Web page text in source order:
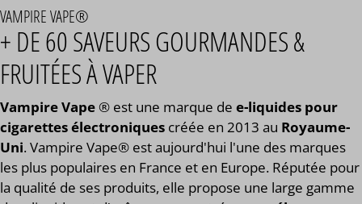
VAMPIRE VAPE®
+ DE 60 SAVEURS GOURMANDES &
FRUITÉES À VAPER
Vampire Vape® est une marque de e-liquides pour
cigarettes électroniques créée en 2013 au Royaume-
Uni. Vampire Vape® est aujourd'hui l'une des marques
les plus populaires en France et en Europe. Réputée pour
la qualité de ses produits, elle propose une large gamme